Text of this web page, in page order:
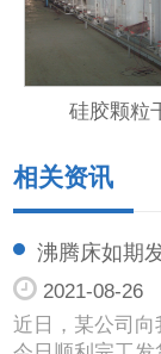
硅胶颗粒
相关资讯
沸腾床如期
2021-08-26
近日，某公司